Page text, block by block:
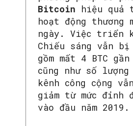
Bitcoin hiệu quả
hoạt động thương
ngày. Việc triển
Chiếu sáng vẫn
gồm mất 4 BTC
cũng như số
kênh công cộng
giảm từ mức đỉnh
vào đầu năm 2019.